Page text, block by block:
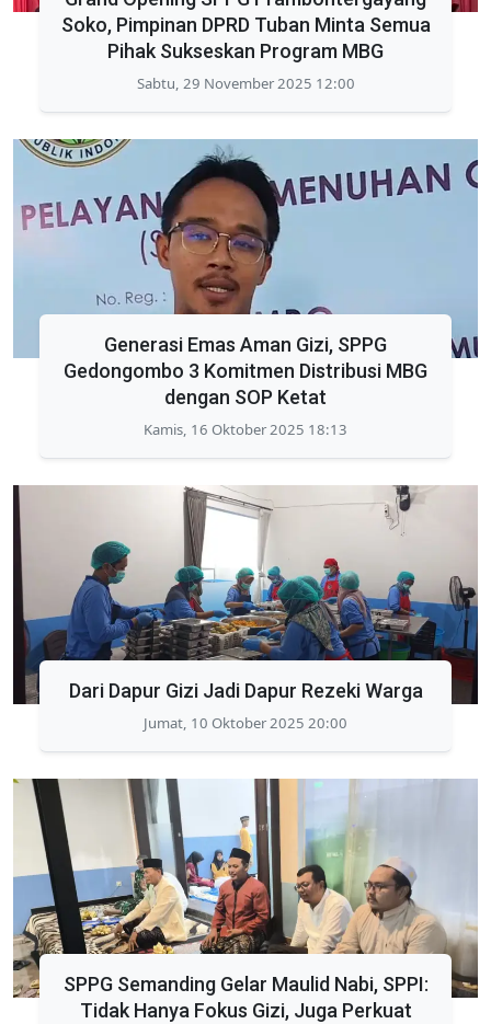
Soko, Pimpinan DPRD Tuban Minta Semua
Pihak Sukseskan Program MBG
Sabtu, 29 November 2025 12:00
Generasi Emas Aman Gizi, SPPG
Gedongombo 3 Komitmen Distribusi MBG
dengan SOP Ketat
Kamis, 16 Oktober 2025 18:13
Dari Dapur Gizi Jadi Dapur Rezeki Warga
Jumat, 10 Oktober 2025 20:00
SPPG Semanding Gelar Maulid Nabi, SPPI:
Tidak Hanya Fokus Gizi, Juga Perkuat